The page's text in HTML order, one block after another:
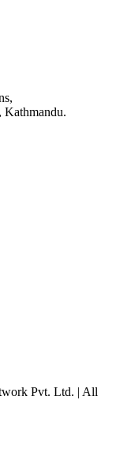
Kathmandu.
Pvt. Ltd. | All